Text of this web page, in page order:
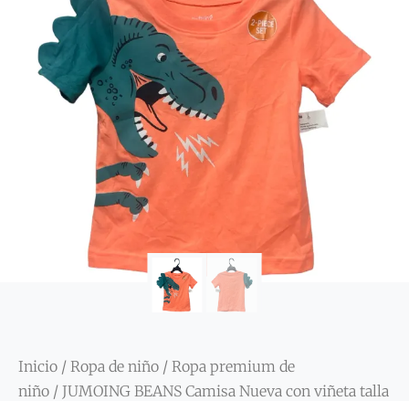
Inicio / Ropa de niño / Ropa premium de
niño / JUMOING BEANS Camisa Nueva con viñeta talla